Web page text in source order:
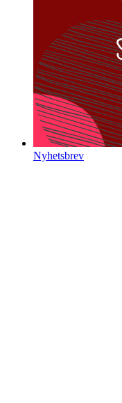
Nyhetsbrev